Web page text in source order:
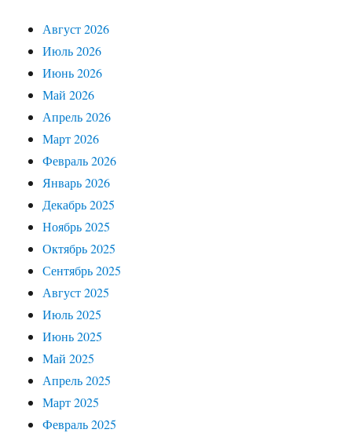
Август 2026
Июль 2026
Июнь 2026
Май 2026
Апрель 2026
Март 2026
Февраль 2026
Январь 2026
Декабрь 2025
Ноябрь 2025
Октябрь 2025
Сентябрь 2025
Август 2025
Июль 2025
Июнь 2025
Май 2025
Апрель 2025
Март 2025
Февраль 2025